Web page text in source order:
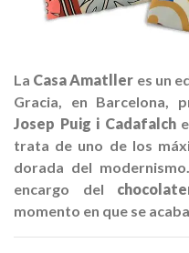
La Casa Amatller es un
Gracia, en Barcelona,
Josep Puig i Cadafalch
trata de uno de los
dorada del modernismo
encargo del
momento en que se